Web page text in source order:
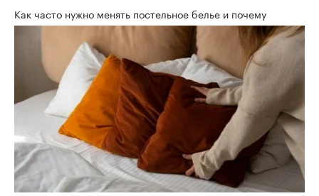
Как часто нужно менять постельное белье и почему